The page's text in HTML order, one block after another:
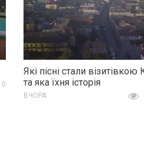
0
Які пісні стали візитівкою
та яка їхня історія
ВЧОРА